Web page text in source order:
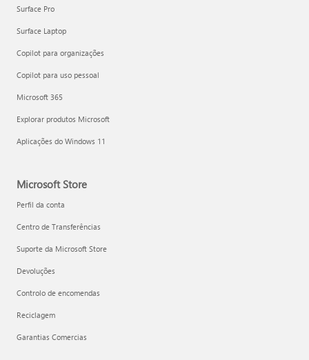
Surface Pro
Surface Laptop
Copilot para organizações
Copilot para uso pessoal
Microsoft 365
Explorar produtos Microsoft
Aplicações do Windows 11
Microsoft Store
Perfil da conta
Centro de Transferências
Suporte da Microsoft Store
Devoluções
Controlo de encomendas
Reciclagem
Garantias Comercias